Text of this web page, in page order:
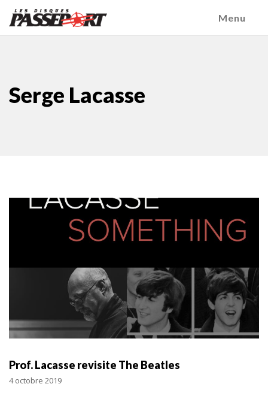
Menu
Serge Lacasse
Prof. Lacasse revisite The Beatles
4 octobre 2019